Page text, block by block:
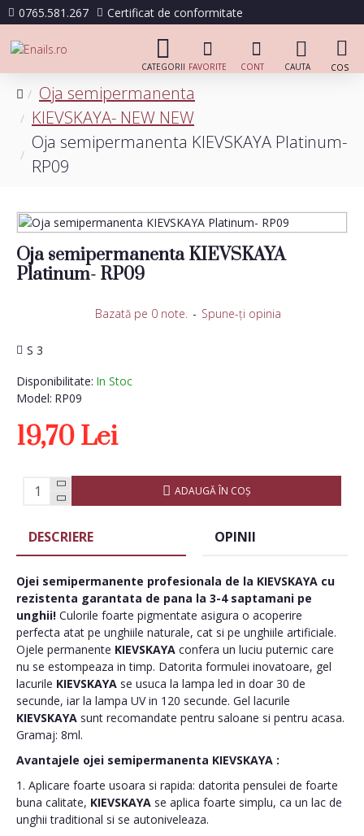
0765.581.267 Certificat de conformitate
Oja semipermanenta
KIEVSKAYA- NEW NEW
Oja semipermanenta KIEVSKAYA Platinum-
RP09
Oja semipermanenta KIEVSKAYA
Platinum- RP09
Disponibilitate: In Stoc
Model: RP09
S 3
Bazată pe 0 note. - Spune-ţi opinia
19,70 Lei
ADAUGĂ ÎN COŞ
DESCRIERE OPINII
Ojei semipermanente profesionala de la KIEVSKAYA cu
rezistenta garantata de pana la 3-4 saptamani pe
unghii! Culorile foarte pigmentate asigura o acoperire
perfecta atat pe unghiile naturale, cat si pe unghiile artificiale.
Ojele permanente KIEVSKAYA confera un luciu puternic care
nu se estompeaza in timp. Datorita formulei inovatoare, gel
lacurile KIEVSKAYA se usuca la lampa led in doar 30 de
secunde, iar la lampa UV in 120 secunde. Gel lacurile
KIEVSKAYA sunt recomandate pentru saloane si pentru acasa.
Gramaj: 8ml.
Avantajele ojei semipermanenta KIEVSKAYA :
1. Aplicare foarte usoara si rapida: datorita pensulei de foarte
buna calitate, KIEVSKAYA se aplica foarte simplu, ca un lac de
unghii traditional si se autoniveleaza.